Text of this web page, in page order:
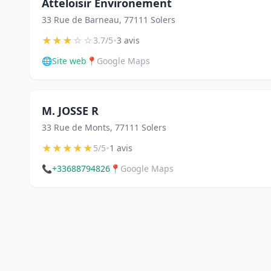
33 Rue de Barneau, 77111 Solers
★★★☆☆3.7/5•3 avis
🌐Site web 📍 Google Maps
M. JOSSE R
33 Rue de Monts, 77111 Solers
★★★★★5/5•1 avis
📞+33688794826 📍 Google Maps